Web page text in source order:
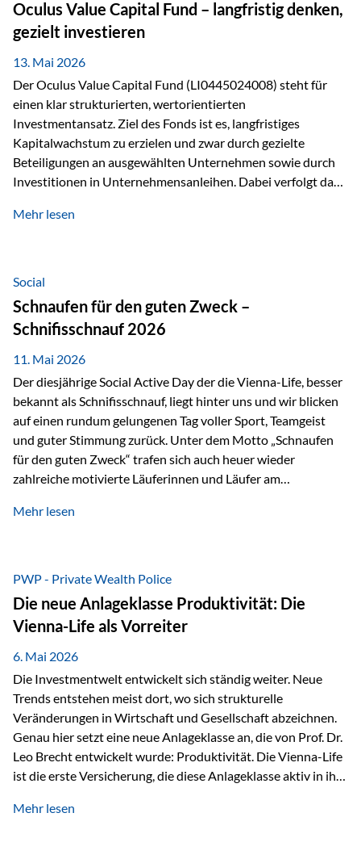
Entwicklungen zu profitieren. Die Nachfrage entsteht nicht
nur durch Anleger, sondern vor allem durch die Industrie.
Gerade in…
Oculus Value Capital Fund – langfristig denken,
gezielt investieren
13. Mai 2026
Der Oculus Value Capital Fund (LI0445024008) steht für
einen klar strukturierten, wertorientierten
Investmentansatz. Ziel des Fonds ist es, langfristiges
Kapitalwachstum zu erzielen und zwar durch gezielte
Beteiligungen an ausgewählten Unternehmen sowie durch
Investitionen in Unternehmensanleihen. Dabei verfolgt das
Marktbewegungen stehen im Fokus, sondern die
innerhalb der Private Wealth Police der Vienna-Life steht
der Oculus Value Capital Fund für einen langfristig
orientierten Value-Investing-Ansatz mit Fokus auf
fundamentale Unternehmensanalyse und nachhaltige
Wertentwicklung. Der Investmentansatz: Value Investing
mit Weitblick Im Zentrum steht ein…
Mehr lesen
Social
Schnaufen für den guten Zweck –
Schnifisschnauf 2026
11. Mai 2026
Der diesjährige Social Active Day der die Vienna-Life, besser
bekannt als Schnifisschnauf, liegt hinter uns und wir blicken
auf einen rundum gelungenen Tag voller Sport, Teamgeist
und guter Stimmung zurück. Unter dem Motto „Schnaufen
für den guten Zweck“ trafen sich auch heuer wieder
zahlreiche motivierte Läuferinnen und Läufer am
Höchstleistungen für einen guten Zweck zu erbringen. Mit
Mäder gesammelt werden konnten. Die anspruchsvolle
Strecke mit rund 4,8 Kilometern und 680 Höhenmetern
stellte die Teilnehmerinnen und Teilnehmer vor eine
sportliche Herausforderung. Doch…
Mehr lesen
PWP - Private Wealth Police
Die neue Anlageklasse Produktivität: Die
Vienna-Life als Vorreiter
6. Mai 2026
Die Investmentwelt entwickelt sich ständig weiter. Neue
Trends entstehen meist dort, wo sich strukturelle
Veränderungen in Wirtschaft und Gesellschaft abzeichnen.
Genau hier setzt eine neue Anlageklasse an, die von Prof. Dr.
Leo Brecht entwickelt wurde: Produktivität. Die Vienna-Life
ist die erste Versicherung, die diese Anlageklasse aktiv in ihre
Vorreiter. Warum auf das Thema Produktivität setzen? Die
Mehr lesen